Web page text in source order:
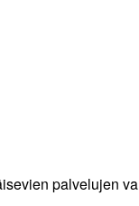
palvelujen